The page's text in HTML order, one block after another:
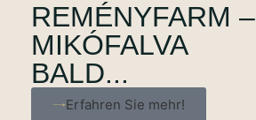
REMÉNYFARM –
MIKÓFALVA
BALD...
Erfahren Sie mehr!